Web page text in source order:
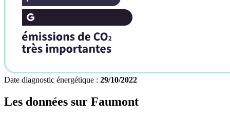
Date diagnostic énergétique : 29/10/2022
Les données sur Faumont